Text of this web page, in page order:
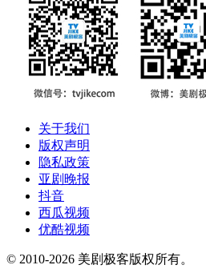
关于我们
版权声明
隐私政策
亚剧晚报
抖音
西瓜视频
优酷视频
© 2010-2026 美剧极客版权所有。